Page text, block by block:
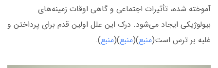
آموخته شده، تأثیرات اجتماعی و گاهی اوقات زمینه‌های
بیولوژیکی ایجاد می‌شود. درک این علل اولین قدم برای پرداختن و
غلبه بر ترس است(منبع)(منبع)(منبع).